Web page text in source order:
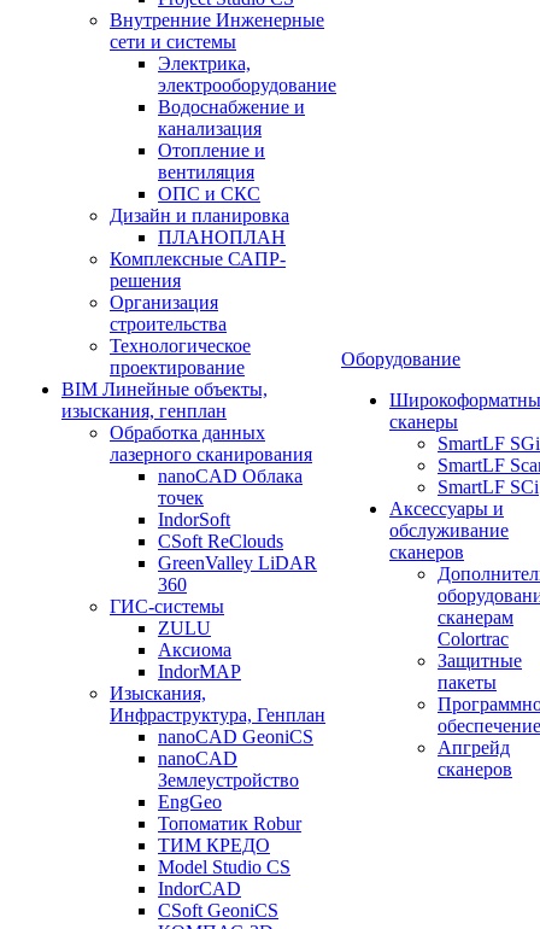
Внутренние Инженерные
сети и системы
Электрика,
электрооборудование
Водоснабжение и
канализация
Отопление и
вентиляция
ОПС и СКС
Дизайн и планировка
ПЛАНОПЛАН
Комплексные САПР-
решения
Организация
строительства
Технологическое
проектирование
BIM Линейные объекты,
изыскания, генплан
Обработка данных
лазерного сканирования
nanoCAD Облака
точек
IndorSoft
CSoft ReClouds
GreenValley LiDAR
360
ГИС-системы
ZULU
Аксиома
IndorMAP
Изыскания,
Инфраструктура, Генплан
nanoCAD GeoniCS
nanoCAD
Землеустройство
EngGeo
Топоматик Robur
ТИМ КРЕДО
Model Studio CS
IndorCAD
CSoft GeoniCS
Оборудование
сканеры
SmartLF SGi
SmartLF
SmartLF SCi
Аксессуары и
обслуживание
сканеров
сканерам
Colortrac
Защитные
пакеты
обеспечение
Апгрейд
сканеров